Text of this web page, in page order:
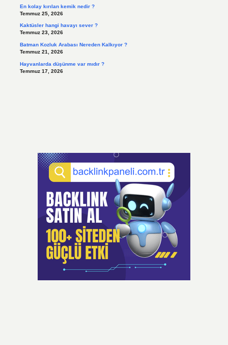
En kolay kırılan kemik nedir ?
Temmuz 25, 2026
Kaktüsler hangi havayı sever ?
Temmuz 23, 2026
Batman Kozluk Arabası Nereden Kalkıyor ?
Temmuz 21, 2026
Hayvanlarda düşünme var mıdır ?
Temmuz 17, 2026